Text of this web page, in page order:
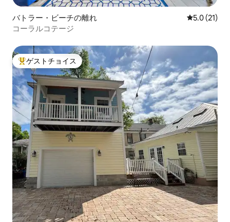
バトラー・ビーチの離れ レビュー21
5.0 (21)
コーラルコテージ
大好評のゲストチョイスです。
ゲストチョイス